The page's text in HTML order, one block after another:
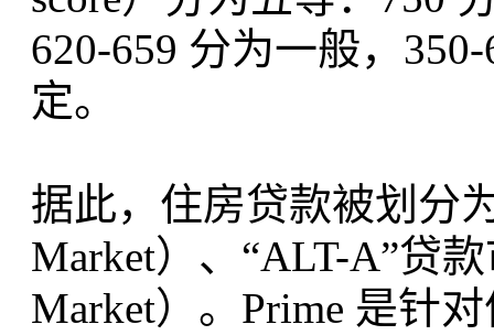
620-659 分为一般，
定。
据此，住房贷款被划分
Market）、“ALT-A”贷
Market）。Prime 是针